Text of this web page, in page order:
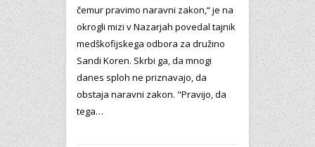
čemur pravimo naravni zakon,“ je na
okrogli mizi v Nazarjah povedal tajnik
medškofijskega odbora za družino
Sandi Koren. Skrbi ga, da mnogi
danes sploh ne priznavajo, da
obstaja naravni zakon. "Pravijo, da
tega…